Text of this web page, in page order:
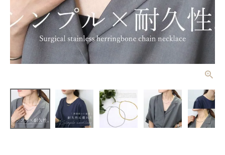
サージカルス
テンレスヘリ
ス 【メール
便可/ma】